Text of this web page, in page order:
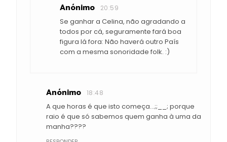
Anónimo 20:59
Se ganhar a Celina, não agradando a
todos por cá, seguramente fará boa
figura lá fora: Não haverá outro País
com a mesma sonoridade folk. :)
Anónimo 18:48
A que horas é que isto começa...;;__; porque
raio é que só sabemos quem ganha à uma da
manha????